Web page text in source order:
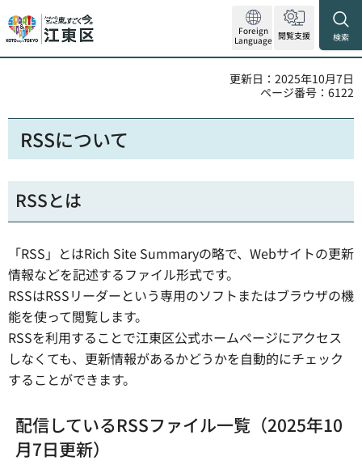
Foreign
Language 閲覧支援 検索
更新日：2025年10月7日
ページ番号：6122
RSSについて
RSSとは
「RSS」とはRich Site Summaryの略で、Webサイトの更新
情報などを記述するファイル形式です。
RSSはRSSリーダーという専用のソフトまたはブラウザの機
能を使って閲覧します。
RSSを利用することで江東区公式ホームページにアクセス
しなくても、更新情報があるかどうかを自動的にチェック
することができます。
配信しているRSSファイル一覧（2025年10
月7日更新）